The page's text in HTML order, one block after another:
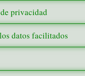
privacidad
datos facilitados